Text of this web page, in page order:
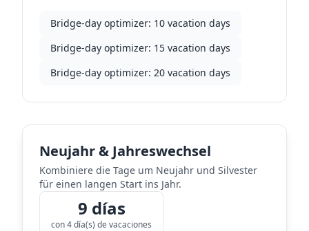
Bridge-day optimizer: 10 vacation days
Bridge-day optimizer: 15 vacation days
Bridge-day optimizer: 20 vacation days
Neujahr & Jahreswechsel
Kombiniere die Tage um Neujahr und Silvester
für einen langen Start ins Jahr.
9 días
con 4 día(s) de vacaciones